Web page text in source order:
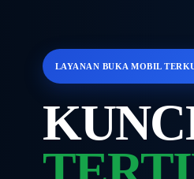
LAYANAN BUKA MOBIL